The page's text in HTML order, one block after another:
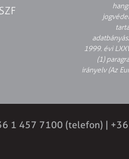
1999. évi
(1)
irányelv (Az
1 457 7100 (telefon) |